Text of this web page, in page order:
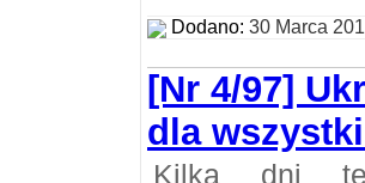
Dodano: 30 Marca
[Nr 4/97]
dla
Kilka dni